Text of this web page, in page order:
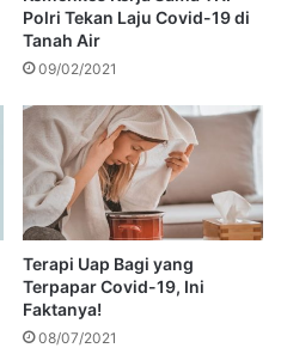
Polri Tekan Laju Covid-19 di
Tanah Air
09/02/2021
Terapi Uap Bagi yang
Terpapar Covid-19, Ini
Faktanya!
08/07/2021